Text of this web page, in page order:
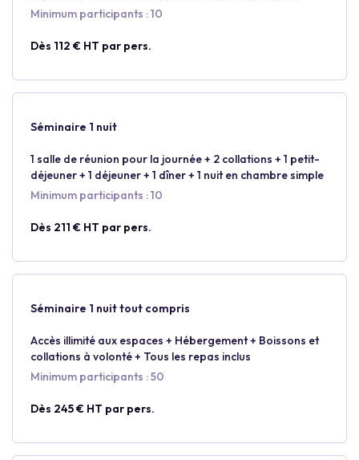
Minimum participants : 10
Dès 112 € HT par pers.
Séminaire 1 nuit
1 salle de réunion pour la journée + 2 collations + 1 petit-
déjeuner + 1 déjeuner + 1 dîner + 1 nuit en chambre simple
Minimum participants : 10
Dès 211 € HT par pers.
Séminaire 1 nuit tout compris
Accès illimité aux espaces + Hébergement + Boissons et
collations à volonté + Tous les repas inclus
Minimum participants : 50
Dès 245 € HT par pers.